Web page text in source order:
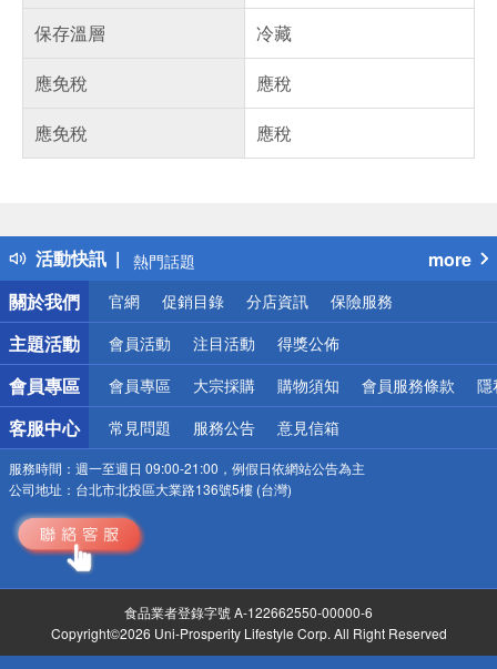
保存溫層
冷藏
應免稅
應稅
應免稅
應稅
活動快訊
得獎公告
熱門話題
銀行優惠
偏遠地區配送
詐騙網頁！請小心！
more
關於我們
官網 促銷目錄 分店資訊 保險服務
主題活動 會員活動 注目活動 得獎公佈
會員專區 會員專區 大宗採購 購物須知 會員服務條款 隱
客服中心 常見問題 服務公告 意見信箱
服務時間： 週一至週日 09:00-21:00，例假日依網站公告為主
公司地址： 台北市北投區大業路136號5樓 (台灣)
食品業者登錄字號 A-122662550-00000-6
Copyright©2026 Uni-Prosperity Lifestyle Corp. All Right Reserved